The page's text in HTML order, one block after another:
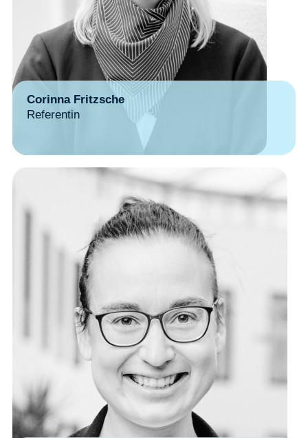
Corinna Fritzsche
Referentin